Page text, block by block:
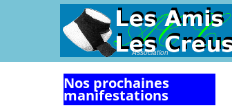
Association
Nos prochaines
manifestations